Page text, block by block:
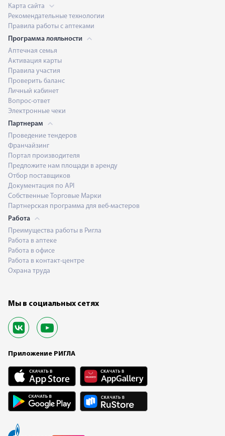
Карта сайта
Рекомендательные технологии
Правила работы с аптеками
Программа лояльности
Аптечная семья
Активация карты
Правила участия
Проверить баланс
Личный кабинет
Вопрос-ответ
Электронные чеки
Партнерам
Проведение тендеров
Франчайзинг
Портал производителя
Предложите нам площади в аренду
Отбор поставщиков
Документация по API
Собственные Торговые Марки
Партнерская программа для веб-мастеров
Работа
Преимущества работы в Ригла
Работа в аптеке
Работа в офисе
Работа в контакт-центре
Охрана труда
Мы в социальных сетях
Приложение РИГЛА